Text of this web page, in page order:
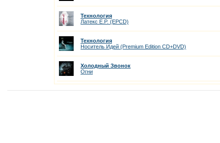
Технология
Латекс E.P. (EPCD)
Технология
Носитель Идей (Premium Edition CD+DVD)
Холодный Звонок
Огни